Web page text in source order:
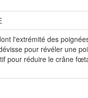
l'extrémité des
pour révéler une
pour réduire le crâne